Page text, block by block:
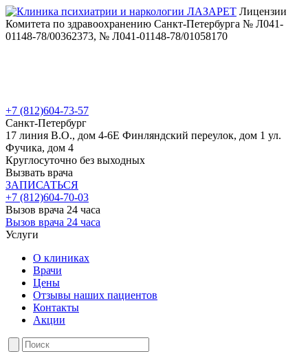
Лицензии
Комитета по здравоохранению Санкт-Петербурга № Л041-
01148-78/00362373, № Л041-01148-78/01058170
+7 (812)604-73-57
Санкт-Петербург
17 линия В.О., дом 4-6Е Финляндский переулок, дом 1 ул.
Фучика, дом 4
Круглосуточно без выходных
Вызвать врача
ЗАПИСАТЬСЯ
+7 (812)604-70-03
Вызов врача 24 часа
Вызов врача 24 часа
Услуги
О клиниках
Врачи
Цены
Отзывы наших пациентов
Контакты
Акции